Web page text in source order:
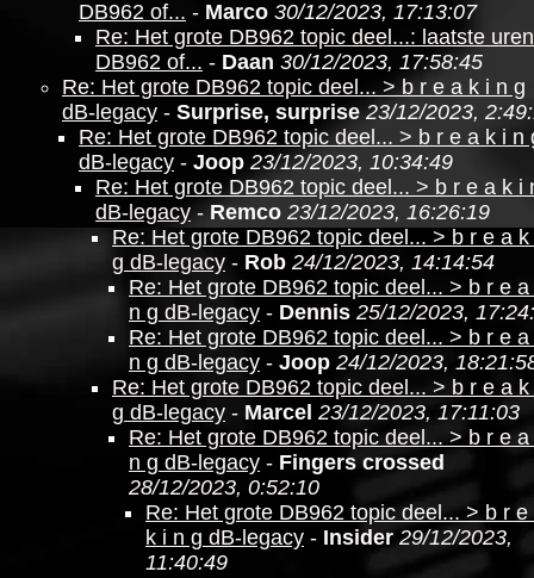
DB962 of... - Marco 30/12/2023, 17:13:07
Re: Het grote DB962 topic deel...: laatste uren
DB962 of... - Daan 30/12/2023, 17:58:45
Re: Het grote DB962 topic deel... > b r e a k i n g
dB-legacy - Surprise, surprise 23/12/2023,
Re: Het grote DB962 topic deel... > b r e a k i n
dB-legacy - Joop 23/12/2023, 10:34:49
Re: Het grote DB962 topic deel... > b r e a k i
dB-legacy - Remco 23/12/2023, 16:26:19
Re: Het grote DB962 topic deel... > b r e a k
g dB-legacy - Rob 24/12/2023, 14:14:54
Re: Het grote DB962 topic deel... > b r e a
n g dB-legacy - Dennis 25/12/2023,
Re: Het grote DB962 topic deel... > b r e a
n g dB-legacy - Joop 24/12/2023,
Re: Het grote DB962 topic deel... > b r e a k
g dB-legacy - Marcel 23/12/2023, 17:11:03
Re: Het grote DB962 topic deel... > b r e a
n g dB-legacy - Fingers crossed
28/12/2023, 0:52:10
Re: Het grote DB962 topic deel... > b r e
k i n g dB-legacy - Insider 29/12/2023,
11:40:49